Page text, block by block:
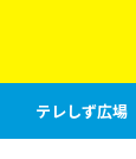
テレしず広場